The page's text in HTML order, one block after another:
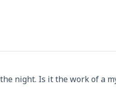
night. Is it the work of a